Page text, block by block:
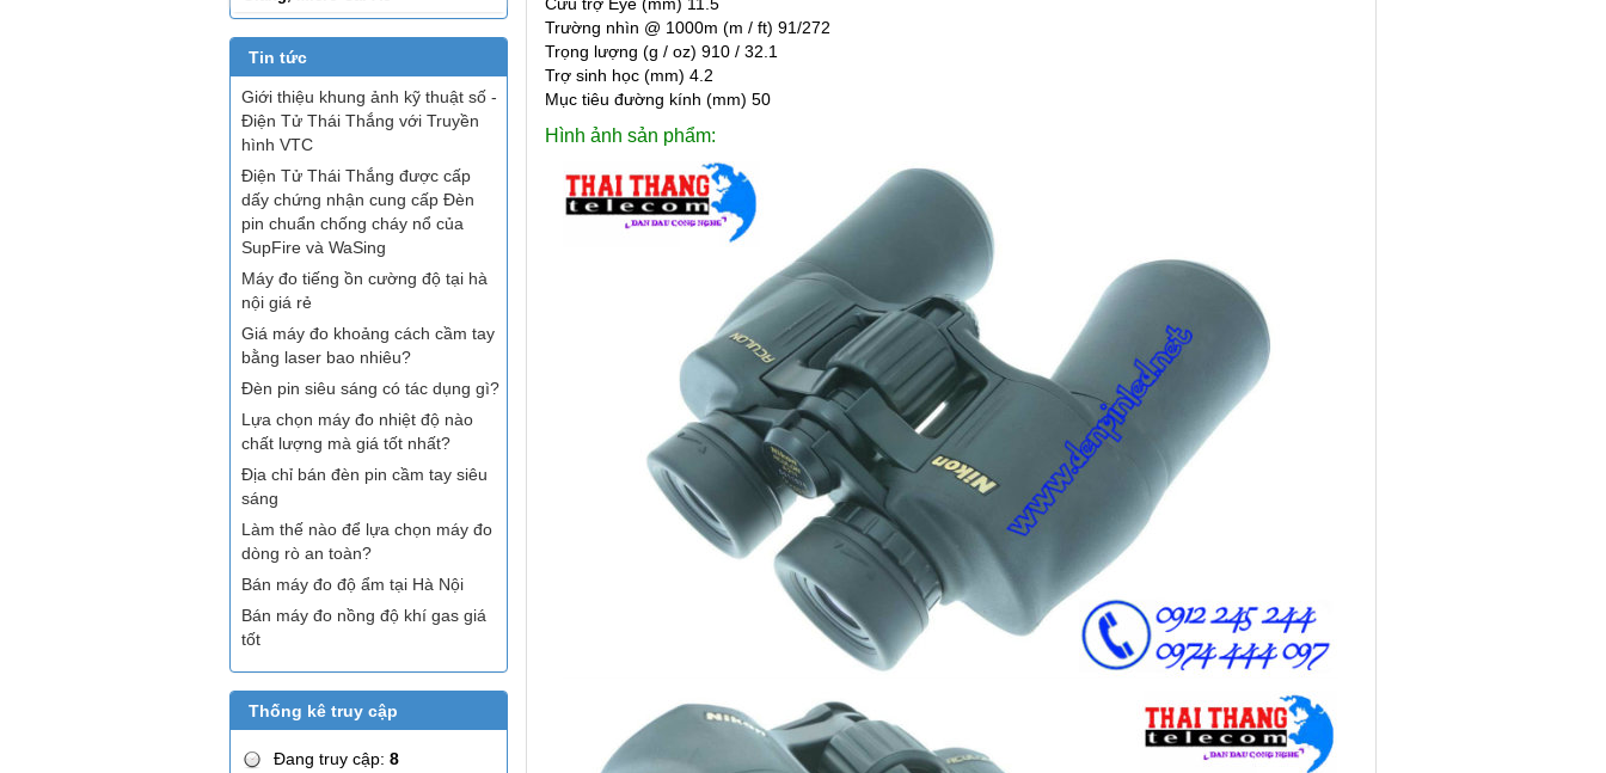
Tin tức
Giới thiệu khung ảnh kỹ thuật số -
Điện Tử Thái Thắng với Truyền
hình VTC
Điện Tử Thái Thắng được cấp
dấy chứng nhận cung cấp Đèn
pin chuẩn chống cháy nổ của
SupFire và WaSing
Máy đo tiếng ồn cường độ tại hà
nội giá rẻ
Giá máy đo khoảng cách cầm tay
bằng laser bao nhiêu?
Đèn pin siêu sáng có tác dụng gì?
Lựa chọn máy đo nhiệt độ nào
chất lượng mà giá tốt nhất?
Địa chỉ bán đèn pin cầm tay siêu
sáng
Làm thế nào để lựa chọn máy đo
dòng rò an toàn?
Bán máy đo độ ẩm tại Hà Nội
Bán máy đo nồng độ khí gas giá
tốt
Thống kê truy cập
Đang truy cập: 8
Trường nhìn @ 1000m (m / ft) 91/272
Trọng lượng (g / oz) 910 / 32.1
Trợ sinh học (mm) 4.2
Mục tiêu đường kính (mm) 50
Hình ảnh sản phẩm: